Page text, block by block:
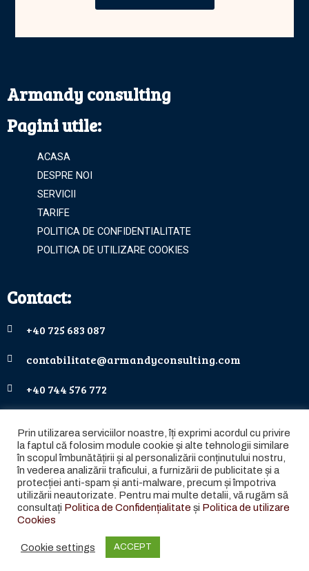
Armandy consulting
Pagini utile:
ACASA
DESPRE NOI
SERVICII
TARIFE
POLITICA DE CONFIDENTIALITATE
POLITICA DE UTILIZARE COOKIES
Contact:
+40 725 683 087
contabilitate@armandyconsulting.com
+40 744 576 772
Copyright © ARMANDY CONSULTING | TOATE DREPTURILE
REZERVATE
Designed & Developed by
Prin utilizarea serviciilor noastre, îți exprimi acordul cu privire
la faptul că folosim module cookie și alte tehnologii similare
în scopul îmbunătățirii și al personalizării conținutului nostru,
în vederea analizării traficului, a furnizării de publicitate și a
protecției anti-spam și anti-malware, precum și împotriva
utilizării neautorizate. Pentru mai multe detalii, vă rugăm să
consultați Politica de Confidențialitate și Politica de utilizare
Cookies
Cookie settings ACCEPT